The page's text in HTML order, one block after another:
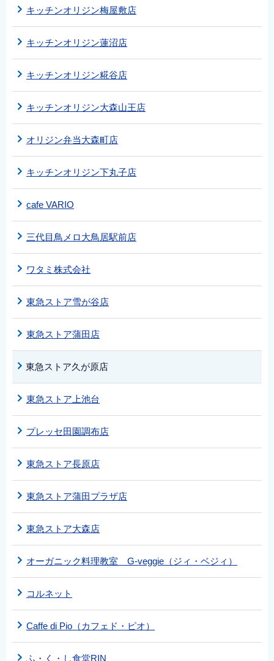
キッチンオリジン梅屋敷店
キッチンオリジン蓮沼店
キッチンオリジン糀谷店
キッチンオリジン大森山王店
オリジン弁当大森町店
キッチンオリジン下丸子店
cafe VARIO
三代目鳥メロ大鳥居駅前店
ワタミ株式会社
東急ストア雪が谷店
東急ストア蒲田店
東急ストア久が原店
東急ストア上池台
プレッセ田園調布店
東急ストア長原店
東急ストア蒲田プラザ店
東急ストア大森店
オーガニック料理教室 G-veggie（ジィ・ベジィ）
コルネット
Caffe di Pio（カフェド・ピオ）
ふ・く・し食堂RIN